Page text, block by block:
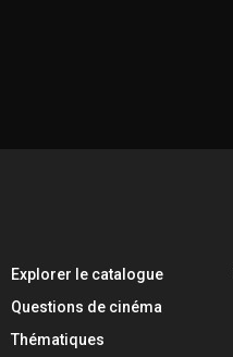
Explorer le catalogue
Questions de cinéma
Thématiques